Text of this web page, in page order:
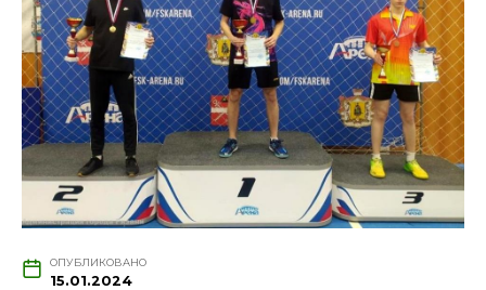
ОПУБЛИКОВАНО
15.01.2024